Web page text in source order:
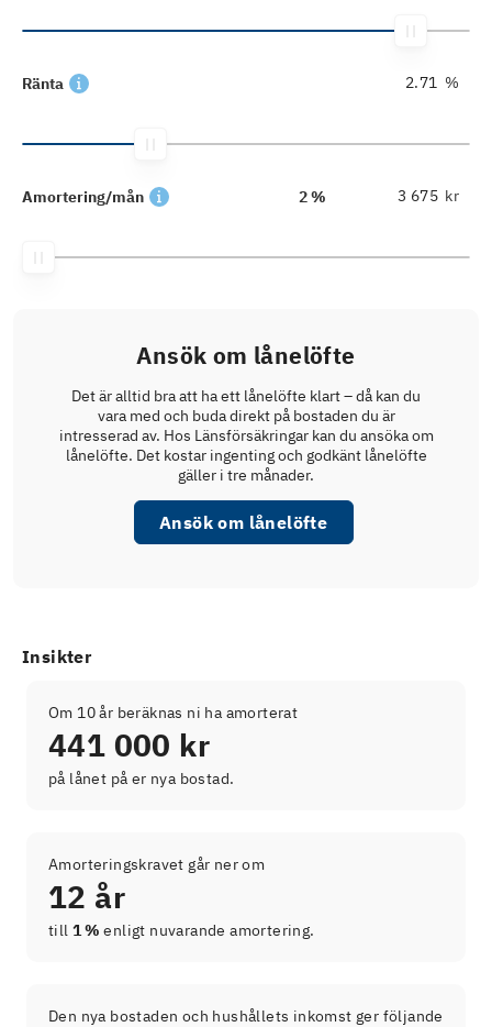
Ränta %
Amortering/mån 2 % kr
Ansök om lånelöfte
Det är alltid bra att ha ett lånelöfte klart – då kan du
vara med och buda direkt på bostaden du är
intresserad av. Hos Länsförsäkringar kan du ansöka om
lånelöfte. Det kostar ingenting och godkänt lånelöfte
gäller i tre månader.
Ansök om lånelöfte
Insikter
Om 10 år beräknas ni ha amorterat
441 000 kr
på lånet på er nya bostad.
Amorteringskravet går ner om
12 år
till 1 % enligt nuvarande amortering.
Den nya bostaden och hushållets inkomst ger följande